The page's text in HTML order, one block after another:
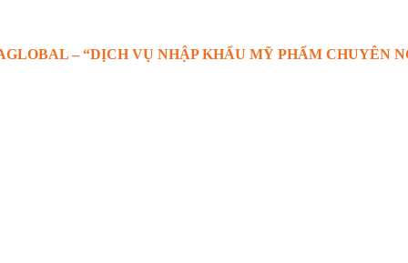
– “DỊCH VỤ NHẬP KHẨU MỸ PHẨM CHUYÊN